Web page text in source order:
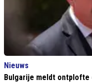
Nieuws
Bulgarije meldt ontplofte